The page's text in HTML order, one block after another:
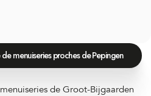
menuiseries proches de Pepingen
de Groot-Bijgaarden